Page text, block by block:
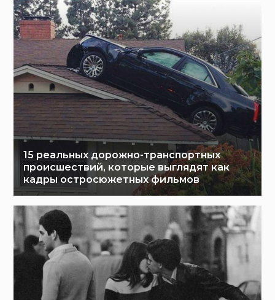
15 реальных дорожно-транспортных
происшествий, которые выглядят как
кадры остросюжетных фильмов